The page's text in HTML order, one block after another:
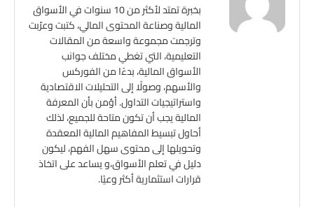
بخبرة تمتد لأكثر من 10 سنوات في الأسواق
المالية وصناعة المحتوى المالي، كتبت وعرّبت
وترجمت مجموعة واسعة من المقالات
التعليمية، التي تغطي مختلف جوانب
الأسواق المالية، بدءًا من الفوركس
والأسهم، وصولًا إلى التحليلات الاقتصادية
واستراتيجيات التداول. أؤمن بأن المعرفة
المالية يجب أن تكون متاحة للجميع، لذلك
أحاول تبسيط المفاهيم المالية المعقدة
وتحويلها إلى محتوى سهل الفهم، ليكون
دليل في تعلم الأسواق،و يساعد على اتخاذ
قرارات استثمارية أكثر وعيًا.